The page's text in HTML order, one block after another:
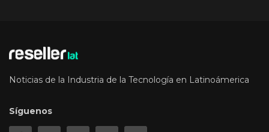
Noticias de la Industria de la Tecnología en Latinoámerica
Síguenos